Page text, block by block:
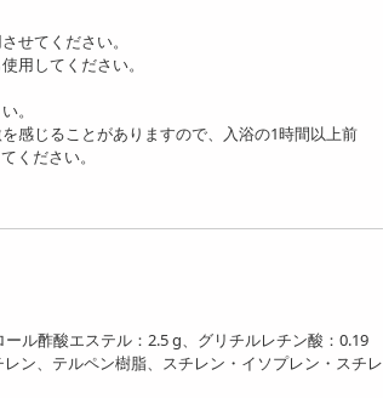
せてください。
用して ください。
。
感じることがありますので、入浴の1時間以上前
ください。
ル酢酸エステル：2.5 g、グリチルレチン酸：0.19
ン、テルペン樹脂、スチレン・イソプレン・スチレ